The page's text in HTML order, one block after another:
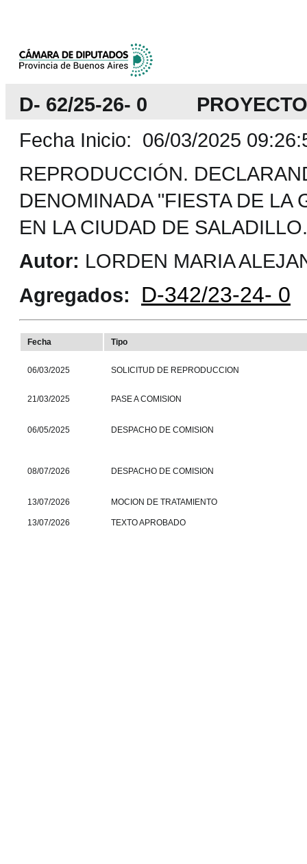
D- 62/25-26- 0 PROYECTO
Fecha Inicio: 06/03/2025
REPRODUCCIÓN.
DENOMINADA "FIESTA DE LA
EN LA CIUDAD DE
Autor: LORDEN MARIA
Agregados:
D-342/23-24- 0
Fecha Tipo
06/03/2025 SOLICITUD DE REPRODUCCION
21/03/2025 PASE A COMISION
06/05/2025 DESPACHO DE COMISION
08/07/2026 DESPACHO DE COMISION
13/07/2026 MOCION DE TRATAMIENTO
13/07/2026 TEXTO APROBADO